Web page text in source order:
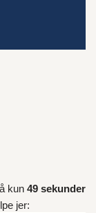
kun 49 sekunder
jer: